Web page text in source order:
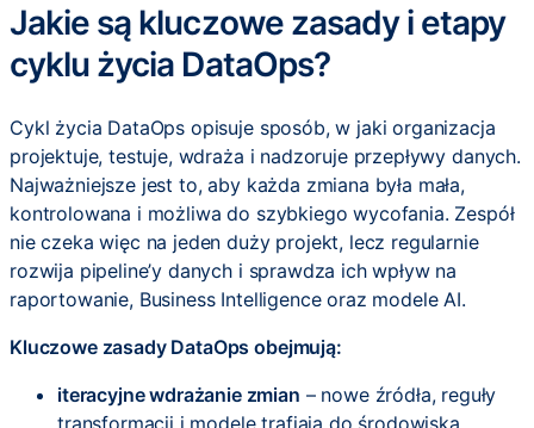
Jakie są kluczowe zasady i etapy
cyklu życia DataOps?
Cykl życia DataOps opisuje sposób, w jaki organizacja
projektuje, testuje, wdraża i nadzoruje przepływy danych.
Najważniejsze jest to, aby każda zmiana była mała,
kontrolowana i możliwa do szybkiego wycofania. Zespół
nie czeka więc na jeden duży projekt, lecz regularnie
rozwija pipeline’y danych i sprawdza ich wpływ na
raportowanie, Business Intelligence oraz modele AI.
Kluczowe zasady DataOps obejmują:
iteracyjne wdrażanie zmian – nowe źródła, reguły
transformacji i modele trafiają do środowiska